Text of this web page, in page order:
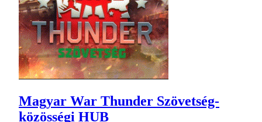
Magyar War Thunder Szövetség-
közösségi HUB